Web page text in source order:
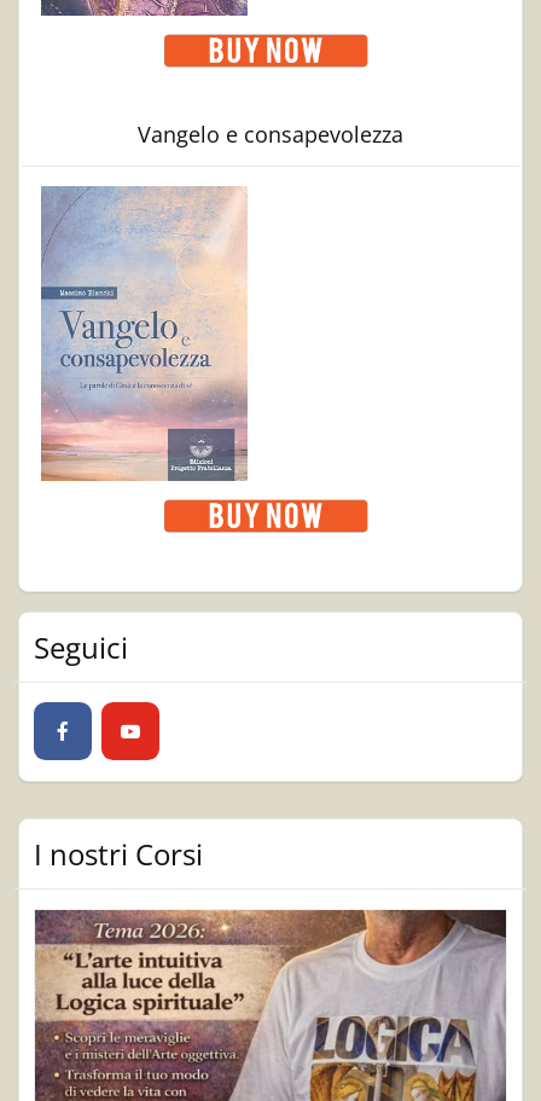
Vangelo e consapevolezza
Seguici
I nostri Corsi